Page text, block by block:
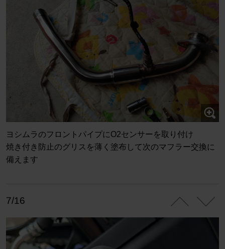
ヨシムラのフロントパイプにO2センサーを取り付け
焼き付き防止のグリスを薄く塗布して次のマフラー交換に
備えます
7/16